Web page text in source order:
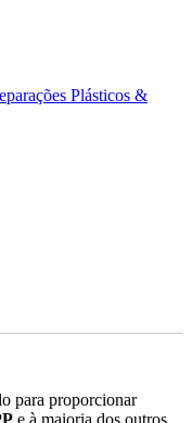
Plásticos &
para proporcionar